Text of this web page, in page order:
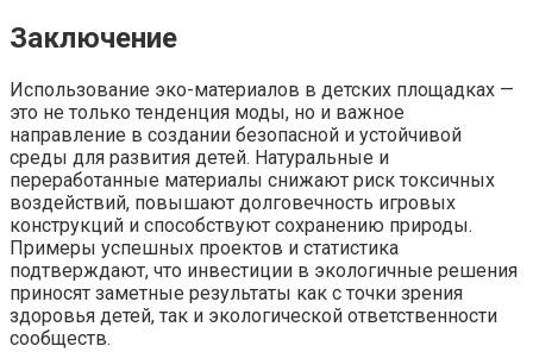
Заключение
Использование эко-материалов в детских площадках —
это не только тенденция моды, но и важное
направление в создании безопасной и устойчивой
среды для развития детей. Натуральные и
переработанные материалы снижают риск токсичных
воздействий, повышают долговечность игровых
конструкций и способствуют сохранению природы.
Примеры успешных проектов и статистика
подтверждают, что инвестиции в экологичные решения
приносят заметные результаты как с точки зрения
здоровья детей, так и экологической ответственности
сообществ.